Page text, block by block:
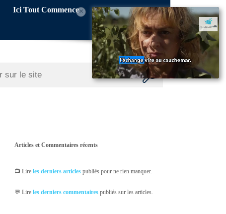
Ici Tout Commence×
Articles et Commentaires récents
📺 Lireles derniers articles publiés pour ne rien manquer.
💬 Lireles derniers commentaires publiés sur les articles.